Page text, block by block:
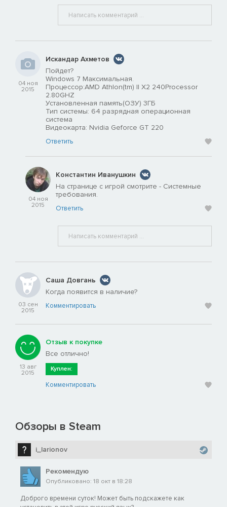
04 ноя
2015
Искандар Ахметов
Пойдет?
Windows 7 Максимальная.
Процессор:AMD Athlon(tm) II X2 240Processor
2.80GHZ
Установленная память(ОЗУ) 3ГБ
Тип системы: 64 разрядная операционная
система
Видеокарта: Nvidia Geforce GT 220
Ответить
04 ноя
2015
Константин Иванушкин
На странице с игрой смотрите - Системные
требования.
Ответить
03 сен
2015
Саша Довгань
Когда появится в наличие?
Комментировать
13 авг
2015
Отзыв к покупке
Все отлично!
Куплен:
Комментировать
Обзоры в Steam
i_larionov
Рекомендую
Опубликовано: 18 окт в 18:28
Доброго времени суток! Может быть подскажете как